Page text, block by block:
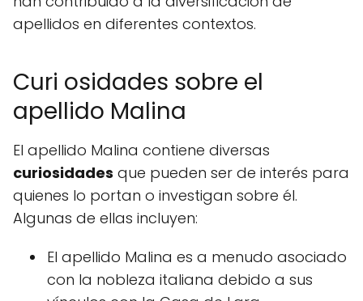
apellidos en diferentes contextos.
Curi osidades sobre el
apellido Malina
El apellido Malina contiene diversas
curiosidades que pueden ser de interés para
quienes lo portan o investigan sobre él.
Algunas de ellas incluyen:
El apellido Malina es a menudo asociado
con la nobleza italiana debido a sus